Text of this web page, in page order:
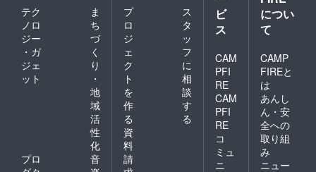
テク
ノロ
ジー
・ガ
ジェ
ット
ま
ち
づ
く
り
・
地
域
活
性
化
プロ
音
プ
ロ
ジ
ェ
ク
ト
を
作
る
ス
タ
ッ
フ
に
相
談
す
る
資
料
請
ビ
ス
CAM
PFI
RE
CAM
PFI
RE
コ
ミュ
ニ
につい
て
CAMP
FIREと
は
あんし
ん・安
全への
取り組
み
ニュー